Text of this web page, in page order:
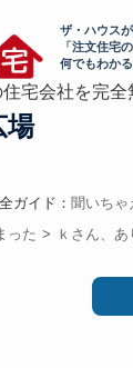
ザ・ハウス
「注文住宅
何でもわか
宅会社を完全
場
ガイド： 聞いちゃ
った
ｋさん、あ